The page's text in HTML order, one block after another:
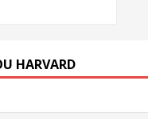
HARVARD